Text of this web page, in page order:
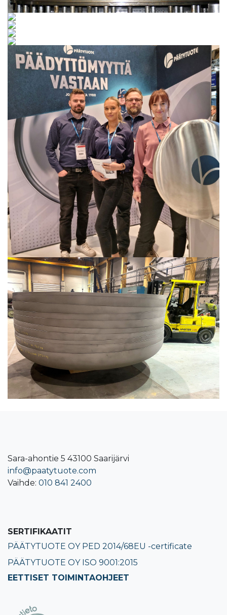
Sara-ahontie 5 43100 Saarijärvi
info@paatytuote.com
Vaihde: 010 841 2400​
SERTIFIKAATIT
PÄÄTYTUOTE OY PED 2014/68EU -certificate
PÄÄTYTUOTE OY ISO 9001:2015
EETTISET TOIMINTAOHJEET